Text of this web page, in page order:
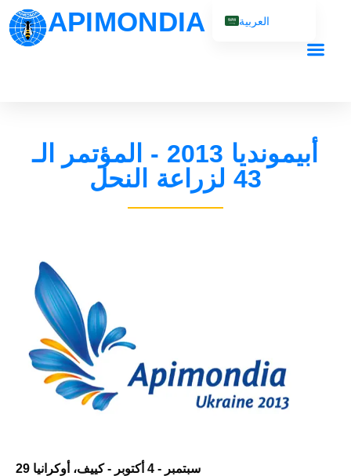
APIMONDIA
أبيمونديا 2013 - المؤتمر الـ
43 لزراعة النحل
29 سبتمبر - 4 أكتوبر - كييف، أوكرانيا
العربية
Русский